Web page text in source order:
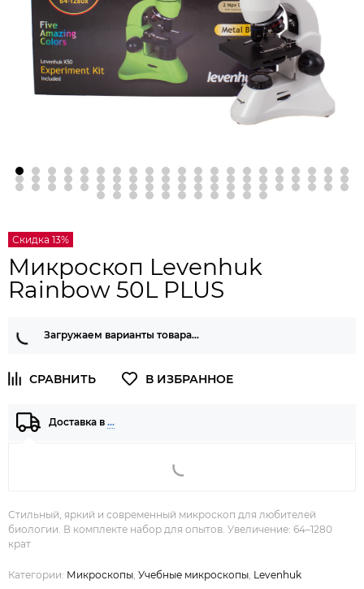
Скидка 13%
Микроскоп Levenhuk
Rainbow 50L PLUS
Загружаем варианты товара…
Доставка в …
Стильный, яркий и современный микроскоп для любителей
биологии. В комплекте набор для опытов. Увеличение: 64–1280
крат
Категории: Микроскопы Учебные микроскопы Levenhuk